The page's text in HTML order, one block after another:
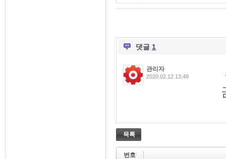
댓글 1
관리자
2020.02.12 13:48
목록
번호